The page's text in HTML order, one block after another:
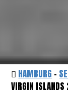
HAMBURG -
VIRGIN